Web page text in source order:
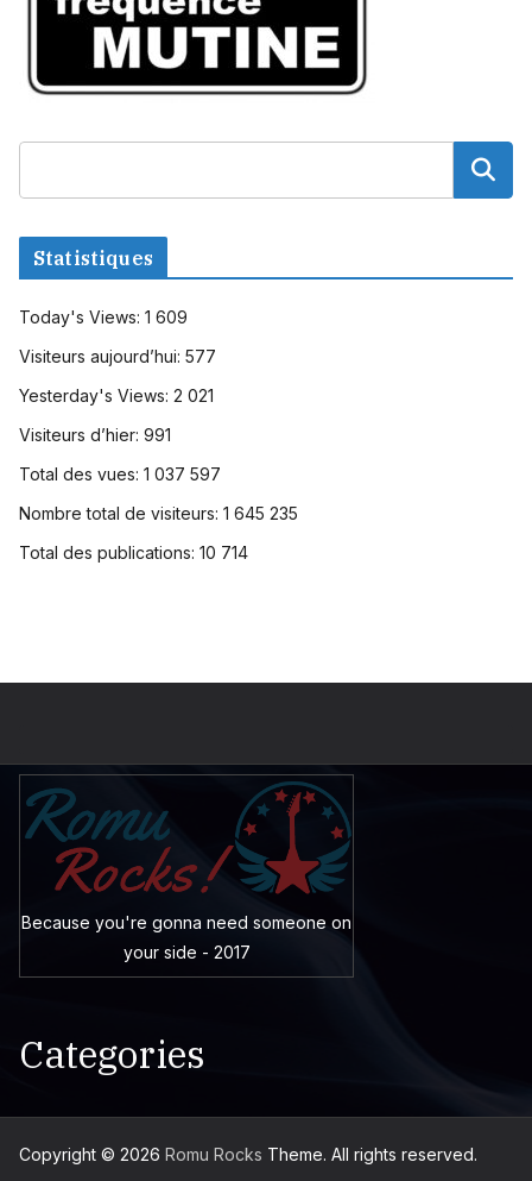
Statistiques
Today's Views: 1 609
Visiteurs aujourd’hui: 577
Yesterday's Views: 2 021
Visiteurs d’hier: 991
Total des vues: 1 037 597
Nombre total de visiteurs: 1 645 235
Total des publications: 10 714
Because you're gonna need someone on
your side - 2017
Categories
Copyright © 2026 Romu Rocks Theme. All rights reserved.